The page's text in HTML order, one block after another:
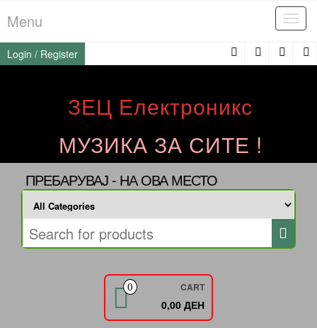
to
the
content
Menu
Login / Register
ЗЕЦ Електроникс
МУЗИКА ЗА СИТЕ !
ПРЕБАРУВАЈ - НА ОВА МЕСТО
0 CART
0,00 ДЕН